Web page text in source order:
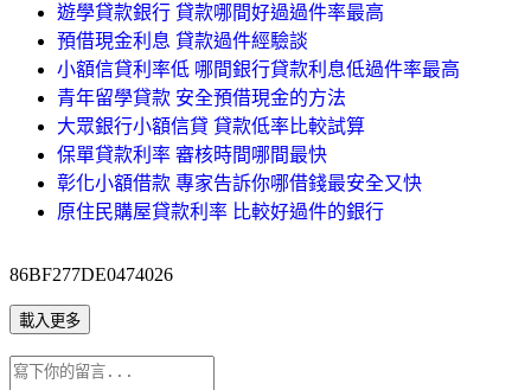
遊學貸款銀行 貸款哪間好過過件率最高
預借現金利息 貸款過件經驗談
小額信貸利率低 哪間銀行貸款利息低過件率最高
青年留學貸款 安全預借現金的方法
大眾銀行小額信貸 貸款低率比較試算
保單貸款利率 審核時間哪間最快
彰化小額借款 專家告訴你哪借錢最安全又快
原住民購屋貸款利率 比較好過件的銀行
86BF277DE0474026
載入更多